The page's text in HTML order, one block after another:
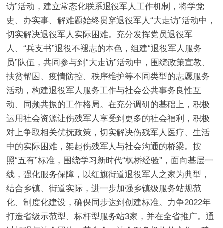
访”活动，建立常态化联系退役军人工作机制，将学党
史、办实事、解难题始终贯穿退役军人“大走访”活动中，
切实解决退役军人实际困难。充分发挥党员退役军
人、“兵支书”退役不褪志的本色，组建“退役军人服务
员”队伍，共同参与到“大走访”活动中，围绕政策宣教、
扶贫帮困、疫情防控、秩序维护等不同类型的志愿服务
活动，构建退役军人服务工作与社会公共事务良性互
动、同频共振的工作格局。在充分调研的基础上，积极
运用社会资源让伤残军人享受到更多的社会福利，积极
对上争取相关优抚政策，切实解决伤残军人医疗、生活
中的实际困难，架起伤残军人与社会沟通的桥梁。按
照“五有”标准，围绕学习新时代“枫桥经验”，面向基层一
线，强化服务保障，以红旗街道退役军人之家为典型，
结合乡镇、街道实际，进一步加强乡镇级服务站规范
化、制度化建设，确保同步达到创建标准。力争2022年
打造省级示范型、标杆型服务站3家，并在全省推广。通